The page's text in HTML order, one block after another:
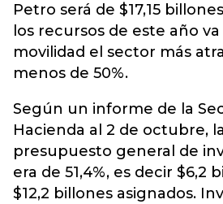
Petro será de $17,15
los recursos de este año
movilidad el sector más
menos de 50%.
Según un informe de la
Hacienda al 2 de octubre,
presupuesto general de
era de 51,4%, es decir $6,2
$12,2 billones asignados.